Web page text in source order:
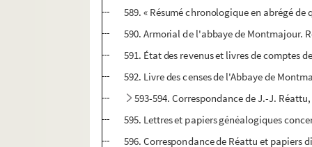
589. « Résumé chronologique en abrégé
590. Armorial de l'abbaye de Montmajour.
591. État des revenus et livres de comptes
592. Livre des censes de l'Abbaye de
593-594. Correspondance de J.-J.
595. Lettres et papiers généalogiques
596. Correspondance de Réattu et